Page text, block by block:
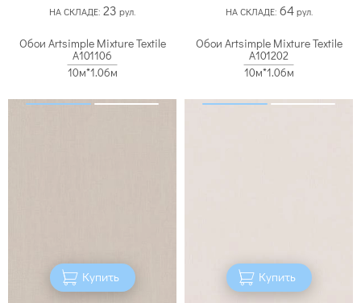
НА СКЛАДЕ: 23 рул. НА СКЛАДЕ: 64рул.
Обои Artsimple Mixture Textile
A101106
10м*1.06м
Купить
Обои Artsimple Mixture Textile
A101202
10м*1.06м
Купить